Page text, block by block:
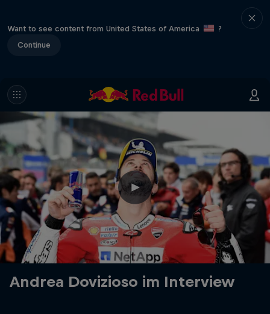
Want to see content from United States of America
?
Continue
Andrea Dovizioso im Interview